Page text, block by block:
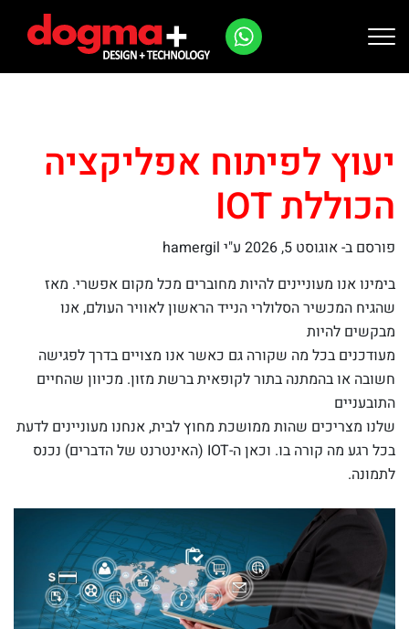
יעוץ לפיתוח אפליקציה
הכוללת IOT
פורסם ב-אוגוסט 5, 2026
ע"י hamergil
בימינו אנו מעוניינים להיות מחוברים מכל מקום אפשרי. מאז
שהגיח המכשיר הסלולרי הנייד הראשון לאוויר העולם, אנו
מבקשים להיות
מעודכנים בכל מה שקורה גם כאשר אנו מצויים בדרך לפגישה
חשובה או בהמתנה בתור לקופאית ברשת מזון. מכיוון שהחיים
התובעניים
שלנו מצריכים שהות ממושכת מחוץ לבית, אנחנו מעוניינים לדעת
בכל רגע מה קורה בו. וכאן ה-IOT (האינטרנט של הדברים) נכנס
לתמונה.